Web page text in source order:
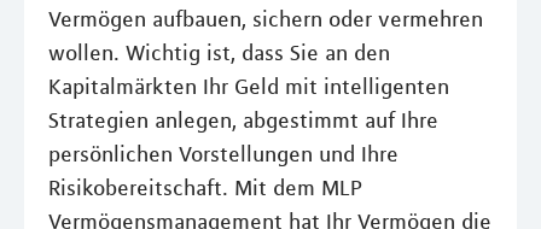
Vermögen aufbauen, sichern oder vermehren
wollen. Wichtig ist, dass Sie an den
Kapitalmärkten Ihr Geld mit intelligenten
Strategien anlegen, abgestimmt auf Ihre
persönlichen Vorstellungen und Ihre
Risikobereitschaft. Mit dem MLP
Vermögensmanagement hat Ihr Vermögen die